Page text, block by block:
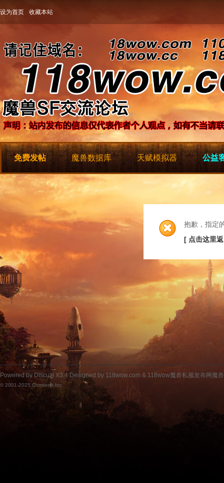
设为首页 收藏本站
免费发帖 魔兽数据库 天赋模拟器 公益
抱歉，指定
[ 点击这里
Powered by Discuz! X3.4 Designed by 118wow.com & 118wow魔兽私服发布网魔
© 2001-2025 Comsenz Inc.